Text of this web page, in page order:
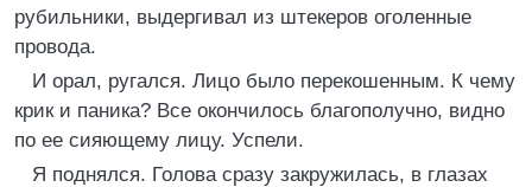
рубильники, выдергивал из штекеров оголенные
провода.
И орал, ругался. Лицо было перекошенным. К чему
крик и паника? Все окончилось благополучно, видно
по ее сияющему лицу. Успели.
Я поднялся. Голова сразу закружилась, в глазах